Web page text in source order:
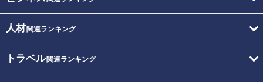
人材関連ランキング
トラベル関連ランキング